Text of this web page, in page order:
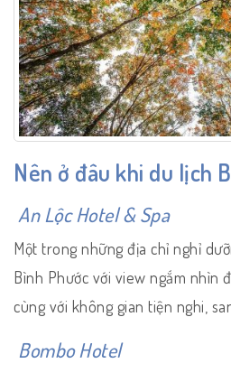
Nên ở đâu khi du lịch
An Lộc Hotel & Spa
Một trong những địa chỉ nghỉ
Bình Phước với view ngắm nhìn
cùng với không gian tiện nghi,
Bombo Hotel